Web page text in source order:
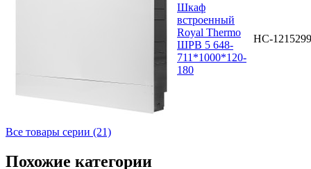
Шкаф
встроенный
Royal Thermo
ШРВ 5 648-
711*1000*120-
180
НС-1215299
Все товары серии (21)
Похожие категории